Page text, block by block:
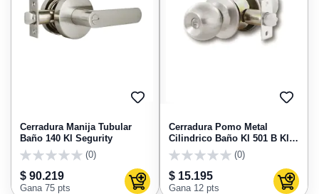
AGREGAR
FAVORITOS
Cerradura Manija Tubular
Baño 140 Kl Segurity
(0)
$ 90.219
Gana 75 pts Agregar al carrito
Cerradura Pomo Metal
Cilindrico Baño Kl 501 B Kl
Segurity
(0)
$ 15.195
Gana 12 pts